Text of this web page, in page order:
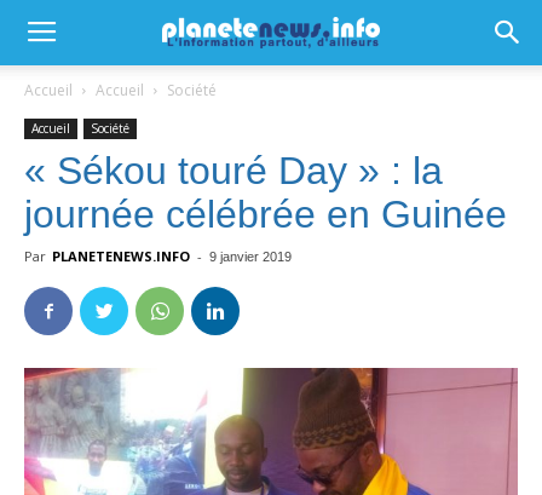
Accueil Accueil Société
Accueil Société
« Sékou touré Day » : la
journée célébrée en Guinée
Par PLANETENEWS.INFO - 9 janvier 2019